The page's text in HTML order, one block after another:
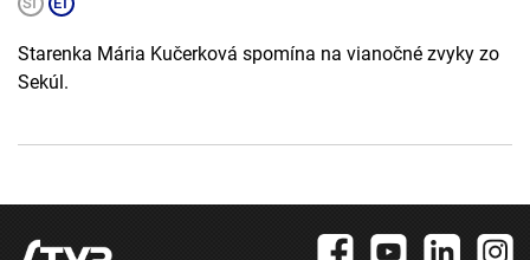
Starenka Mária Kučerková spomína na vianočné zvyky zo
Sekúl.